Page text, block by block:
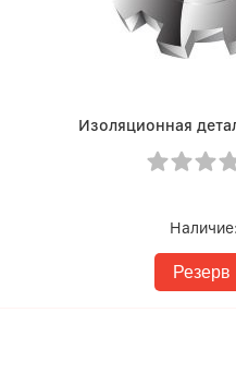
Изоляционная
Наличие:
Резерв